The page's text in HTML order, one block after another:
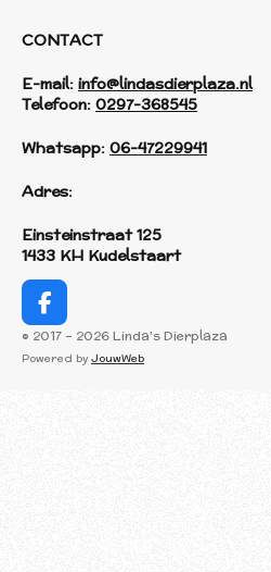
CONTACT
E-mail: info@lindasdierplaza.nl
Telefoon: 0297-368545
Whatsapp: 06-47229941
Adres:
Einsteinstraat 125
1433 KH Kudelstaart
F
a
c
© 2017 - 2026 Linda's Dierplaza
Powered by JouwWeb